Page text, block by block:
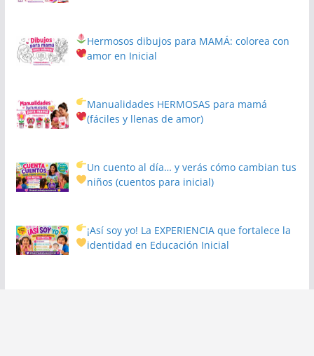
Hermosos dibujos para MAMÁ: colorea con
amor en Inicial
Manualidades HERMOSAS para mamá
(fáciles y llenas de amor)
Un cuento al día… y verás cómo cambian tus
niños(cuentos para inicial)
¡Así soy yo! La EXPERIENCIA que fortalece la
identidad en Educación Inicial